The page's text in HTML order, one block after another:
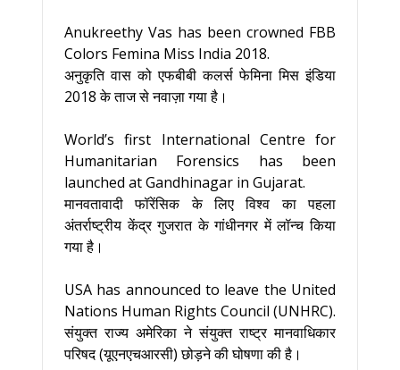
Anukreethy Vas has been crowned FBB
Colors Femina Miss India 2018.
अनुकृति वास को एफबीबी कलर्स फेमिना मिस इंडिया
2018 के ताज से नवाज़ा गया है।
World’s first International Centre for
Humanitarian Forensics has been
launched at Gandhinagar in Gujarat.
मानवतावादी फॉरेंसिक के लिए विश्व का पहला
अंतर्राष्ट्रीय केंद्र गुजरात के गांधीनगर में लॉन्च किया
गया है।
USA has announced to leave the United
Nations Human Rights Council (UNHRC).
संयुक्त राज्य अमेरिका ने संयुक्त राष्ट्र मानवाधिकार
परिषद (यूएनएचआरसी) छोड़ने की घोषणा की है।